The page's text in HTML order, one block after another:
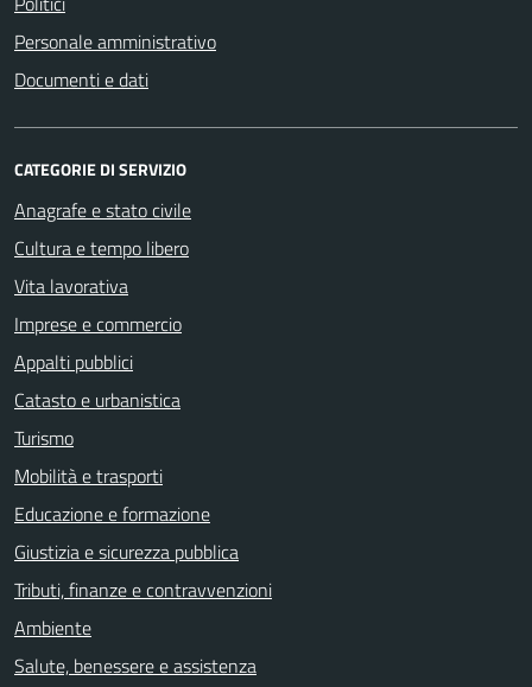
Personale amministrativo
Documenti e dati
CATEGORIE DI SERVIZIO
Anagrafe e stato civile
Cultura e tempo libero
Vita lavorativa
Imprese e commercio
Appalti pubblici
Catasto e urbanistica
Turismo
Mobilità e trasporti
Educazione e formazione
Giustizia e sicurezza pubblica
Tributi, finanze e contravvenzioni
Ambiente
Salute, benessere e assistenza